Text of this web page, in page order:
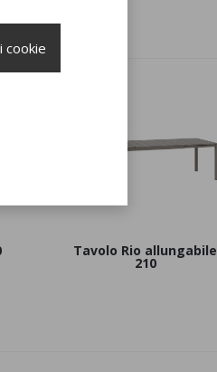
Tavolo Rio allungabile
210
cookie